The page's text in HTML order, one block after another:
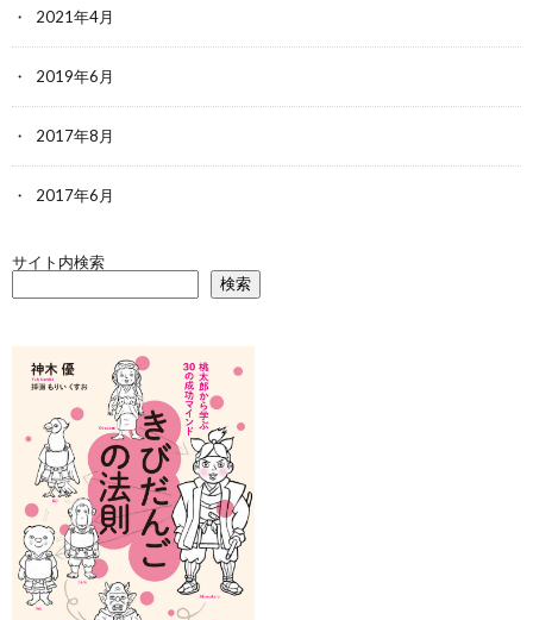
2021年4月
2019年6月
2017年8月
2017年6月
サイト内検索
検索